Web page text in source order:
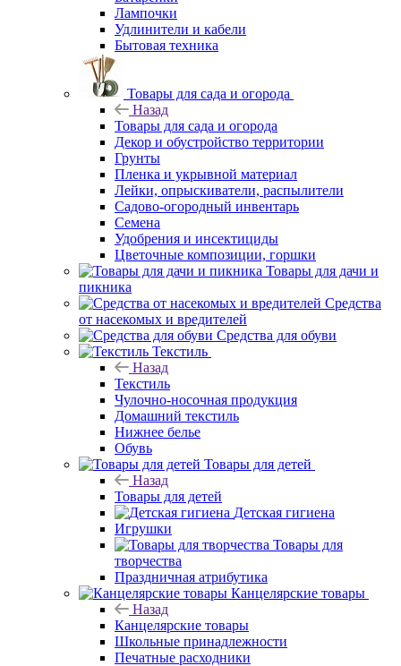
Лампочки
Удлинители и кабели
Бытовая техника
Товары для сада и огорода
Назад
Товары для сада и огорода
Декор и обустройство территории
Грунты
Пленка и укрывной материал
Лейки, опрыскиватели, распылители
Садово-огородный инвентарь
Семена
Удобрения и инсектициды
Цветочные композиции, горшки
Товары для дачи и
пикника
Средства
от насекомых и вредителей
Средства для обуви
Текстиль
Назад
Текстиль
Чулочно-носочная продукция
Домашний текстиль
Нижнее белье
Обувь
Товары для детей
Назад
Товары для детей
Детская гигиена
Игрушки
Товары для
творчества
Праздничная атрибутика
Канцелярские товары
Назад
Канцелярские товары
Школьные принадлежности
Печатные расходники